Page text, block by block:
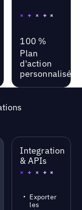
100 %
Plan
d'action
personnalisé
Integration
& APIs
Exporter
les